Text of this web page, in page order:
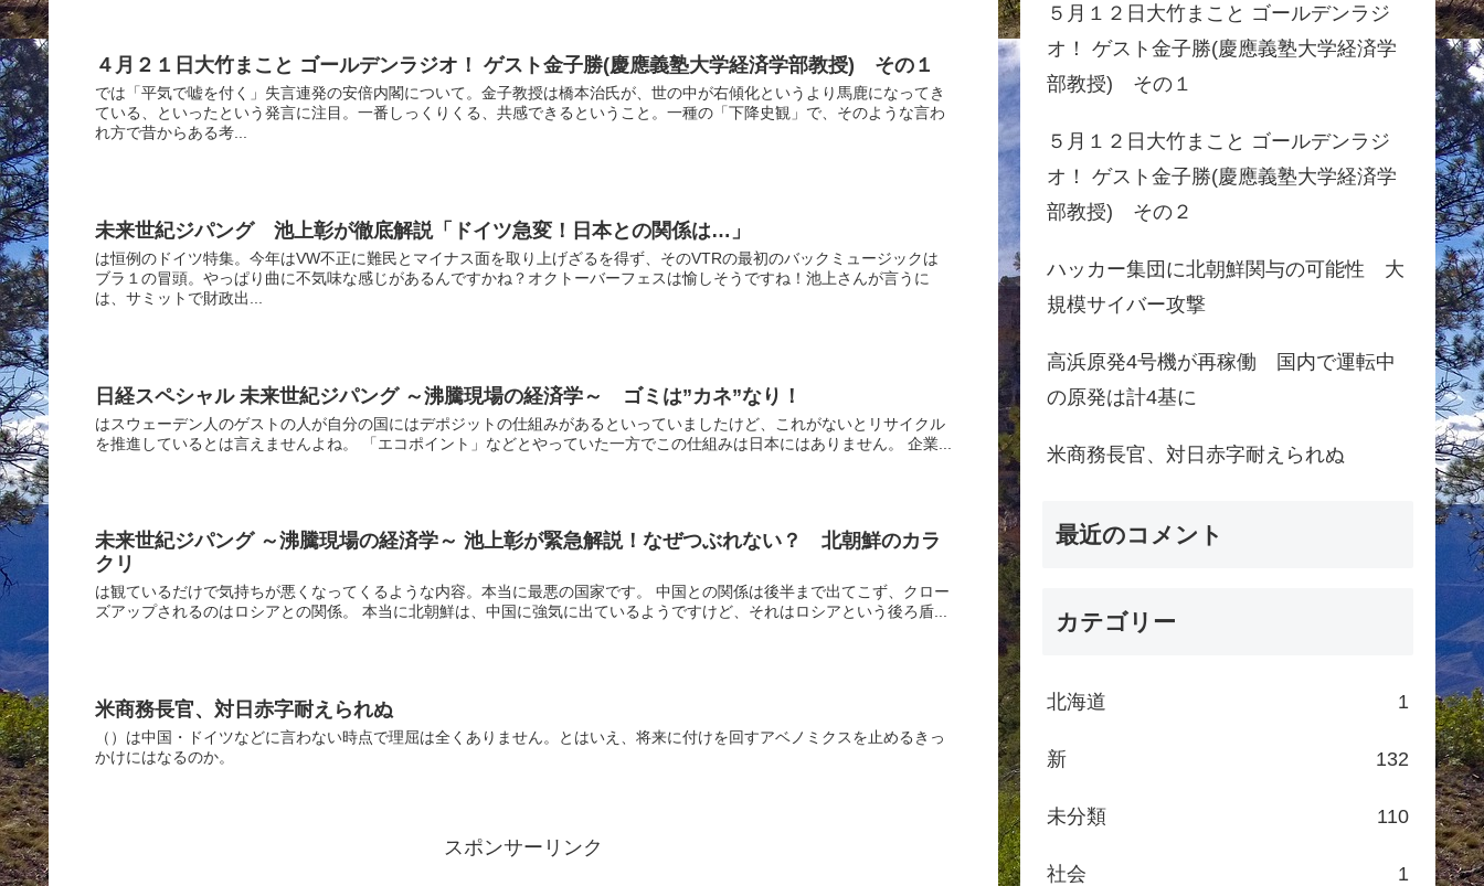
４月２１日大竹まこと ゴールデンラジオ！ ゲスト金子勝(慶應義塾大学経済学部教授) その１
では「平気で嘘を付く」失言連発の安倍内閣について。金子教授は橋本治氏が、世の中が右傾化というより馬鹿になってき
ている、といったという発言に注目。一番しっくりくる、共感できるということ。一種の「下降史観」で、そのような言わ
れ方で昔からある考...
未来世紀ジパング 池上彰が徹底解説「ドイツ急変！日本との関係は…」
は恒例のドイツ特集。今年はVW不正に難民とマイナス面を取り上げざるを得ず、そのVTRの最初のバックミュージックは
ブラ１の冒頭。やっぱり曲に不気味な感じがあるんですかね？オクトーバーフェスは愉しそうですね！池上さんが言うに
は、サミットで財政出...
日経スペシャル 未来世紀ジパング ～沸騰現場の経済学～ ゴミは”カネ”なり！
はスウェーデン人のゲストの人が自分の国にはデポジットの仕組みがあるといっていましたけど、これがないとリサイクル
を推進しているとは言えませんよね。 「エコポイント」などとやっていた一方でこの仕組みは日本にはありません。 企業...
未来世紀ジパング ～沸騰現場の経済学～ 池上彰が緊急解説！なぜつぶれない？ 北朝鮮のカラ
クリ
は観ているだけで気持ちが悪くなってくるような内容。本当に最悪の国家です。 中国との関係は後半まで出てこず、クロー
ズアップされるのはロシアとの関係。 本当に北朝鮮は、中国に強気に出ているようですけど、それはロシアという後ろ盾...
米商務長官、対日赤字耐えられぬ
（）は中国・ドイツなどに言わない時点で理屈は全くありません。とはいえ、将来に付けを回すアベノミクスを止めるきっ
かけにはなるのか。
スポンサーリンク
５月１２日大竹まこと ゴールデンラジ
オ！ ゲスト金子勝(慶應義塾大学経済学
部教授) その１
５月１２日大竹まこと ゴールデンラジ
オ！ ゲスト金子勝(慶應義塾大学経済学
部教授) その２
ハッカー集団に北朝鮮関与の可能性 大
規模サイバー攻撃
高浜原発4号機が再稼働 国内で運転中
の原発は計4基に
米商務長官、対日赤字耐えられぬ
最近のコメント
カテゴリー
北海道 1
新 132
未分類 110
社会 1